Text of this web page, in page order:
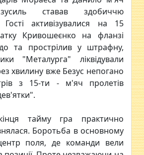
ставав здобиччю
Гості активізувалися на 15
Кривошеєнко на фланзі
та прострілив у штрафну,
"Металурга" ліквідували
хвилину вже Безус непогано
з 15-ти - м'яч пролетів
тайму гра практично
Боротьба в основному
поля, де команди вели